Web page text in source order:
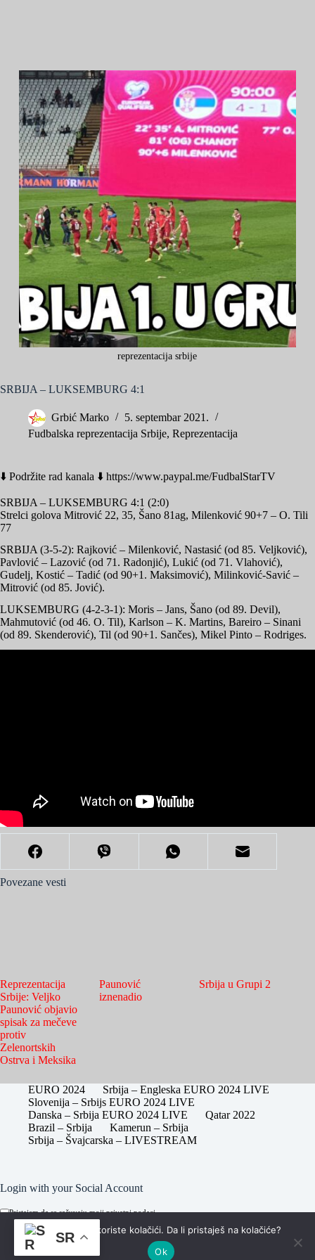
reprezentacija srbije
SRBIJA – LUKSEMBURG 4:1
Grbić Marko
5. septembar 2021.
Fudbalska reprezentacija Srbije, Reprezentacija
⬇️ Podržite rad kanala ⬇️ https://www.paypal.me/FudbalStarTV
SRBIJA – LUKSEMBURG 4:1 (2:0)
Strelci golova Mitrović 22, 35, Šano 81ag, Milenković 90+7 – O. Tili
77
SRBIJA (3-5-2): Rajković – Milenković, Nastasić (od 85. Veljković),
Pavlović – Lazović (od 71. Radonjić), Lukić (od 71. Vlahović),
Gudelj, Kostić – Tadić (od 90+1. Maksimović), Milinković-Savić –
Mitrović (od 85. Jović).
LUKSEMBURG (4-2-3-1): Moris – Jans, Šano (od 89. Devil),
Mahmutović (od 46. O. Til), Karlson – K. Martins, Bareiro – Sinani
(od 89. Skenderović), Til (od 90+1. Sančes), Mikel Pinto – Rodriges.
Povezane vesti
Reprezentacija
Srbije: Veljko
Paunović objavio
spisak za mečeve
protiv
Zelenortskih
Ostrva i Meksika
Paunović
iznenadio
Srbija u Grupi 2
EURO 2024
Srbija – Engleska EURO 2024 LIVE
Slovenija – Srbijs EURO 2024 LIVE
Danska – Srbija EURO 2024 LIVE
Qatar 2022
Brazil – Srbija
Kamerun – Srbija
Srbija – Švajcarska – LIVESTREAM
Login with your Social Account
Pristajem da se sačuvaju moji privatni podaci.
Copyright © Sva prava zadržana - za potrebe korišćenja
SR
Na sajstun se koriste kolačići. Da li pristaješ na kolačiće?
Ok